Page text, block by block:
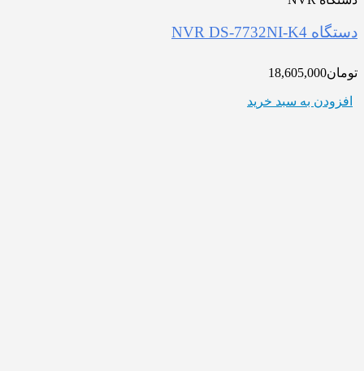
دستگاه NVR DS-7732NI-K4
تومان18,605,000
افزودن به سبد خرید